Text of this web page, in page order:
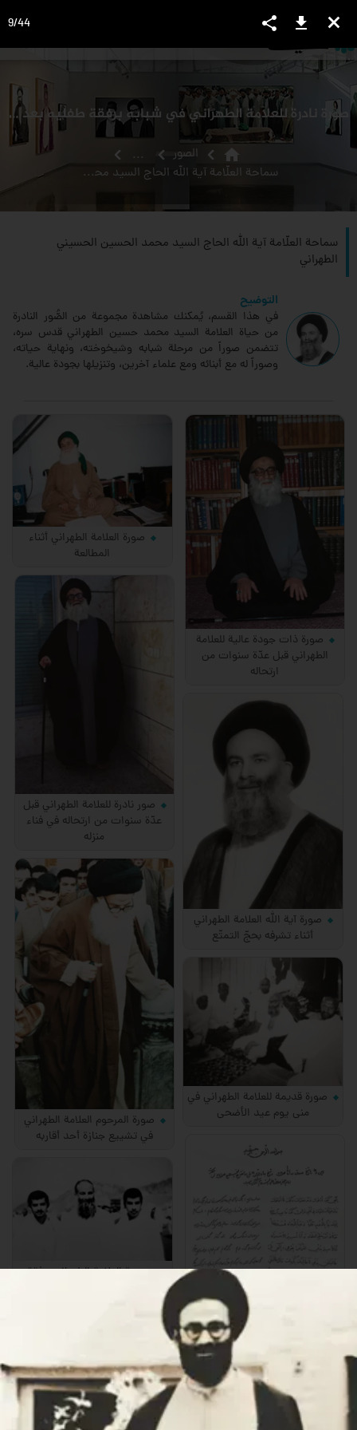
view_headline
صورة نادرة للعلامة الطهراني في شبابه برفقة طفليه بعد سنة من عودته من النجف
home الصور
...
سماحة العلّامة آية الله الحاج السيد محمد الحسين الحسيني الطهراني
سماحة العلّامة آية الله الحاج السيد محمد الحسين الحسيني
الطهراني
التوضيح
في هذا القسم، يُمكنك مشاهدة مجموعة من الصُّور النادرة
من حياة العلامة السيد محمد حسين الطهراني قدس سره،
تتضمن صوراً من مرحلة شبابه وشيخوخته، ونهاية حياته،
وصوراً له مع أبنائه ومع علماء آخرين، وتنزيلها بجودة عالية.
صورة ذات جودة عالية للعلامة
الطهراني قبل عدّة سنوات من
ارتحاله
صورة العلامة الطهراني أثناء
المطالعة
صور نادرة للعلامة الطهراني قبل
عدّة سنوات من ارتحاله في فناء
منزله
صورة آية الله العلامة الطهراني
أثناء تشرفه بحجّ التمتّع
صورة المرحوم العلامة الطهراني
في تشييع جنازة أحد أقاربه
صورة قديمة للعلامة الطهراني في
منى يوم عيد الأضحى
صورة نادرة لترجمة دعاء القنوت
بخط يد العلامة الطهراني
صورة العلامة الطهراني برفقة
close
download
share
9/44